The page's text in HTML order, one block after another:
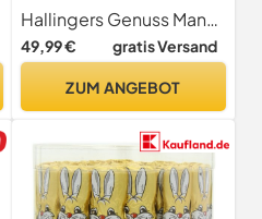
Geschenk - ohne Alkohol,
handmade aus Confiserie-
Edelkakao in wertiger XXL-
Osterhasen", Ostern
Männer
Hallingers Genuss Manufaktur
49,99 € gratis Versand
ZUM ANGEBOT